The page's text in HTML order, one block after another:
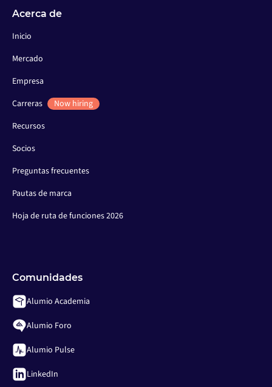
Acerca de
Inicio
Mercado
Empresa
Carreras
Now hiring
Recursos
Socios
Preguntas frecuentes
Pautas de marca
Hoja de ruta de funciones 2026
Comunidades
Alumio Academia
Alumio Foro
Alumio Pulse
LinkedIn